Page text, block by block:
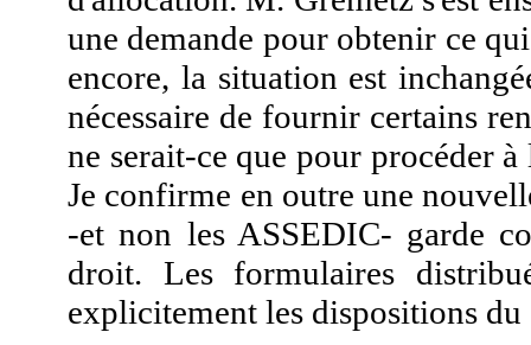
une demande pour obtenir ce
encore, la situation est
nécessaire de fournir certains
ne serait-ce que pour procéder
Je confirme en outre une
-et non les ASSEDIC- garde
droit. Les formulaires
explicitement les dispositions